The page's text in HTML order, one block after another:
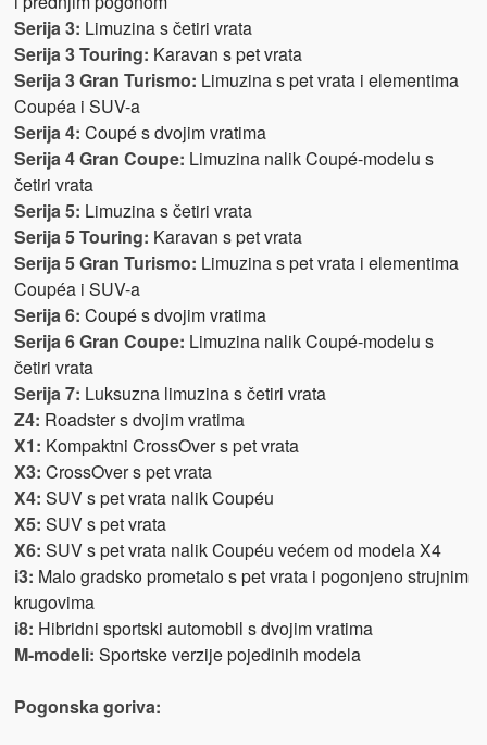
Serija 3: Limuzina s četiri vrata
Serija 3 Touring: Karavan s pet vrata
Serija 3 Gran Turismo: Limuzina s pet vrata i elementima
Coupéa i SUV-a
Serija 4: Coupé s dvojim vratima
Serija 4 Gran Coupe: Limuzina nalik Coupé-modelu s
četiri vrata
Serija 5: Limuzina s četiri vrata
Serija 5 Touring: Karavan s pet vrata
Serija 5 Gran Turismo: Limuzina s pet vrata i elementima
Coupéa i SUV-a
Serija 6: Coupé s dvojim vratima
Serija 6 Gran Coupe: Limuzina nalik Coupé-modelu s
četiri vrata
Serija 7: Luksuzna limuzina s četiri vrata
Z4: Roadster s dvojim vratima
X1: Kompaktni CrossOver s pet vrata
X3: CrossOver s pet vrata
X4: SUV s pet vrata nalik Coupéu
X5: SUV s pet vrata
X6: SUV s pet vrata nalik Coupéu većem od modela X4
i3: Malo gradsko prometalo s pet vrata i pogonjeno strujnim
krugovima
i8: Hibridni sportski automobil s dvojim vratima
M-modeli: Sportske verzije pojedinih modela
Pogonska goriva: